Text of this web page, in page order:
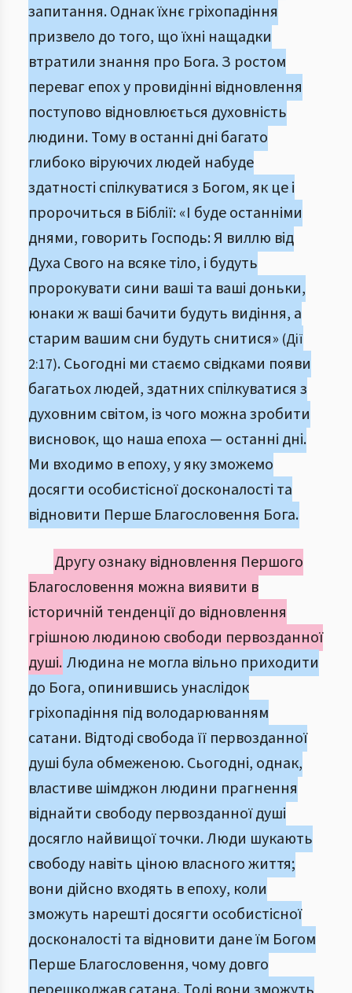
запитання. Однак їхнє гріхопадіння
призвело до того, що їхні нащадки
втратили знання про Бога. З ростом
переваг епох у провидінні відновлення
поступово відновлюється духовність
людини. Тому в останні дні багато
глибоко віруючих людей набуде
здатності спілкуватися з Богом, як це і
пророчиться в Біблії: «І буде останніми
днями, говорить Господь: Я виллю від
Духа Свого на всяке тіло, і будуть
пророкувати сини ваші та ваші доньки,
юнаки ж ваші бачити будуть видіння, а
старим вашим сни будуть снитися» (Дії
2:17). Сьогодні ми стаємо свідками появи
багатьох людей, здатних спілкуватися з
духовним світом, із чого можна зробити
висновок, що наша епоха — останні дні.
Ми входимо в епоху, у яку зможемо
досягти особистісної досконалості та
відновити Перше Благословення Бога.
Другу ознаку відновлення Першого
Благословення можна виявити в
історичній тенденції до відновлення
грішною людиною свободи первозданної
душі. Людина не могла вільно приходити
до Бога, опинившись унаслідок
гріхопадіння під володарюванням
сатани. Відтоді свобода її первозданної
душі була обмеженою. Сьогодні, однак,
властиве шімджон людини прагнення
віднайти свободу первозданної душі
досягло найвищої точки. Люди шукають
свободу навіть ціною власного життя;
вони дійсно входять в епоху, коли
зможуть нарешті досягти особистісної
досконалості та відновити дане їм Богом
Перше Благословення, чому довго